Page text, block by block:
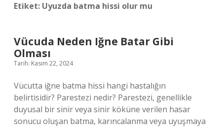
Etiket: Uyuzda batma hissi olur mu
Vücuda Neden Iğne Batar Gibi
Olması
Tarih: Kasım 22, 2024
Vücutta iğne batma hissi hangi hastalığın
belirtisidir? Parestezi nedir? Parestezi, genellikle
duyusal bir sinir veya sinir köküne verilen hasar
sonucu oluşan batma, karıncalanma veya uyuşmaya